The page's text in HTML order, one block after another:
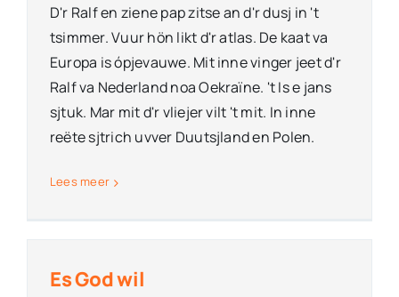
D'r Ralf en ziene pap zitse an d'r dusj in 't
tsimmer. Vuur hön likt d'r atlas. De kaat va
Europa is ópjevauwe. Mit inne vinger jeet d'r
Ralf va Nederland noa Oekraïne. 't Is e jans
sjtuk. Mar mit d'r vliejer vilt 't mit. In inne
reëte sjtrich uvver Duutsjland en Polen.
Lees meer
Es God wil